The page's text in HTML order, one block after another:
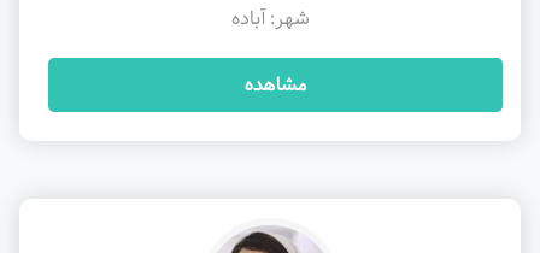
شهر: آباده
مشاهده